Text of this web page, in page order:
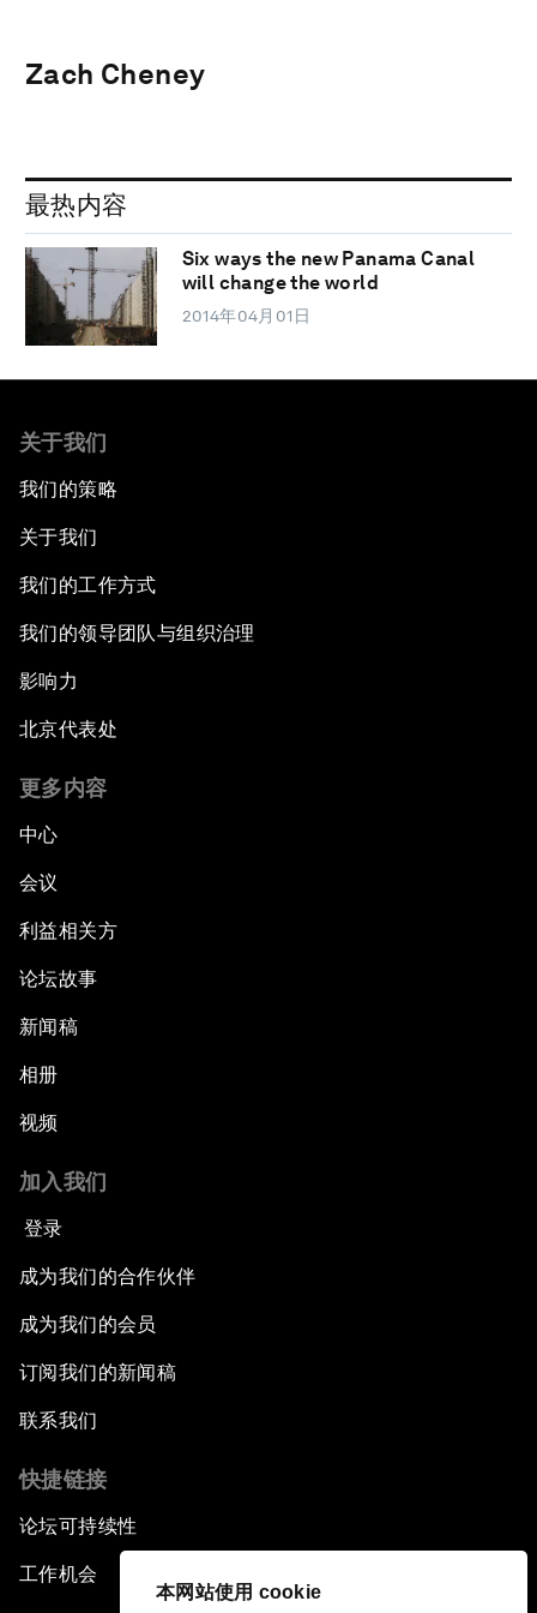
本网站使用 cookie
Zach Cheney
最热内容
Six ways the new Panama Canal
will change the world
2014年04月01日
关于我们
我们的策略
关于我们
我们的工作方式
我们的领导团队与组织治理
影响力
北京代表处
更多内容
中心
会议
利益相关方
论坛故事
新闻稿
相册
视频
加入我们
登录
成为我们的合作伙伴
成为我们的会员
订阅我们的新闻稿
联系我们
快捷链接
论坛可持续性
工作机会